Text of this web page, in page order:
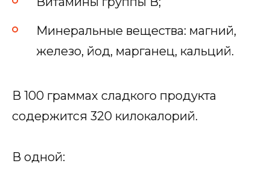
Минеральные вещества: магний,
железо, йод, марганец, кальций.
В 100 граммах сладкого продукта
содержится 320 килокалорий.
В одной: